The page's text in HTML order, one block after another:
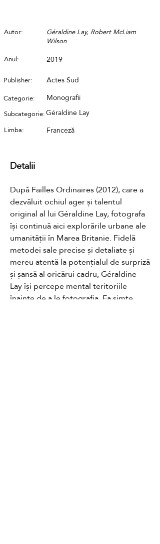
Autor:
Géraldine Lay, Robert McLiam
Wilson
Anul:
2019
Publisher: Actes Sud
Categorie: Monografii
Subcategorie:Géraldine Lay
Limba: Franceză
Detalii
După Failles Ordinaires (2012), care a
dezvăluit ochiul ager și talentul
original al lui Géraldine Lay, fotografa
își continuă aici explorările urbane ale
umanității în Marea Britanie. Fidelă
metodei sale precise și detaliate și
mereu atentă la potențialul de surpriză
și șansă al oricărui cadru, Géraldine
Lay își percepe mental teritoriile
înainte de a le fotografia. Ea simte